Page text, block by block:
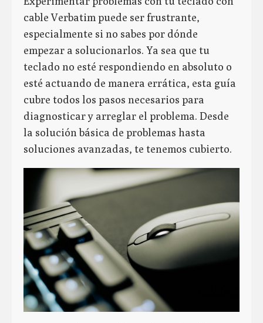
cable Verbatim puede ser frustrante,
especialmente si no sabes por dónde
empezar a solucionarlos. Ya sea que tu
teclado no esté respondiendo en absoluto o
esté actuando de manera errática, esta guía
cubre todos los pasos necesarios para
diagnosticar y arreglar el problema. Desde
la solución básica de problemas hasta
soluciones avanzadas, te tenemos cubierto.